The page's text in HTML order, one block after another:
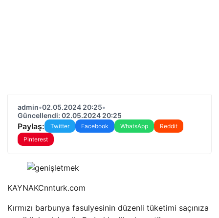
admin•02.05.2024 20:25•
Güncellendi: 02.05.2024 20:25
Paylaş: Twitter Facebook WhatsApp
Reddit
Pinterest
KAYNAKCnnturk.com
Kırmızı barbunya fasulyesinin düzenli tüketimi saçınıza